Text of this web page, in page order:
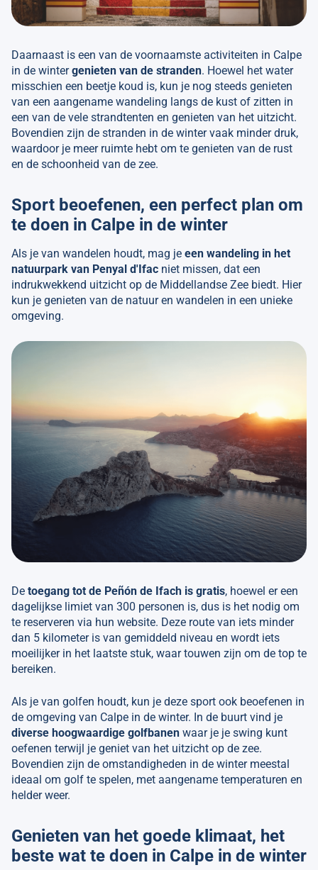
Daarnaast is een van de voornaamste activiteiten in Calpe
in de wintergenieten van de stranden. Hoewel het water
misschien een beetje koud is, kun je nog steeds genieten
van een aangename wandeling langs de kust of zitten in
een van de vele strandtenten en genieten van het uitzicht.
Bovendien zijn de stranden in de winter vaak minder druk,
waardoor je meer ruimte hebt om te genieten van de rust
en de schoonheid van de zee.
Sport beoefenen, een perfect plan om
te doen in Calpe in de winter
Als je van wandelen houdt, mag je een wandeling in het
natuurpark van Penyal d'Ifac niet missen, dat een
indrukwekkend uitzicht op de Middellandse Zee biedt. Hier
kun je genieten van de natuur en wandelen in een unieke
omgeving.
De toegang tot de Peñón de Ifach is gratis, hoewel er een
dagelijkse limiet van 300 personen is, dus is het nodig om
te reserveren via hun website. Deze route van iets minder
dan 5 kilometer is van gemiddeld niveau en wordt iets
moeilijker in het laatste stuk, waar touwen zijn om de top te
bereiken.
Als je van golfen houdt, kun je deze sport ook beoefenen in
de omgeving van Calpe in de winter. In de buurt vind je
diverse hoogwaardige golfbanen waar je je swing kunt
oefenen terwijl je geniet van het uitzicht op de zee.
Bovendien zijn de omstandigheden in de winter meestal
ideaal om golf te spelen, met aangename temperaturen en
helder weer.
Genieten van het goede klimaat, het
beste wat te doen in Calpe in de winter